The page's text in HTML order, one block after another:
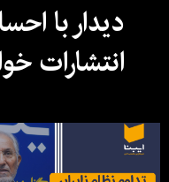
دیدار با
انتشارات